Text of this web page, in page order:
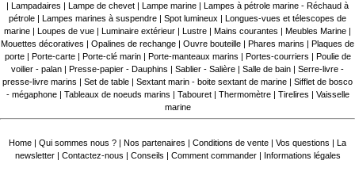
Lampadaires Lampe de chevet Lampe marine
Lampes à pétrole marine - Réchaud à
pétrole
Lampes marines à suspendre Spot lumineux
Longues-vues et télescopes de
marine
Loupes de vue Luminaire extérieur Lustre Mains courantes Meubles Marine
Mouettes décoratives
Opalines de rechange Ouvre bouteille Phares marins
Plaques de
porte| Porte-carte| Porte-clé marin Porte-manteaux marins Portes-courriers
Poulie de
voilier - palan
Presse-papier - Dauphins Sablier - Salière Salle de bain
Serre-livre -
presse-livre marins
Set de table Sextant marin - boite sextant de marine
Sifflet de bosco
- mégaphone| Tableaux de noeuds marins Tabouret| Thermomètre| Tirelires
Vaisselle
marine
Home Qui sommes nous ? Nos partenaires Conditions de vente Vos questions
La
newsletter
Contactez-nous Conseils Comment commander Informations légales